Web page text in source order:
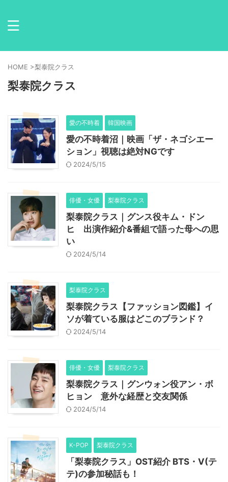
HOME >梨泰院クラス
梨泰院クラス
愛の不時着 韓国映画
愛の不時着沼｜映画「ザ・ネゴシエー
ション」視聴は絶対NGです
2024/5/15
俳優・女優 梨泰院クラス
梨泰院クラス｜グンス役キム・ドン
ヒ 出演作紹介&番組で語った母への思
い
2024/5/14
梨泰院クラス
梨泰院クラス【ファッション図鑑】イ
ソが着ている服はどこのブランド？
2024/5/14
俳優・女優 梨泰院クラス
梨泰院クラス｜グンウォン役アン・ボ
ヒョン 意外な経歴と交友関係
2024/5/14
K-POP 梨泰院クラス
「梨泰院クラス」OST紹介 BTS・V(テ
テ)の参加秘話も！